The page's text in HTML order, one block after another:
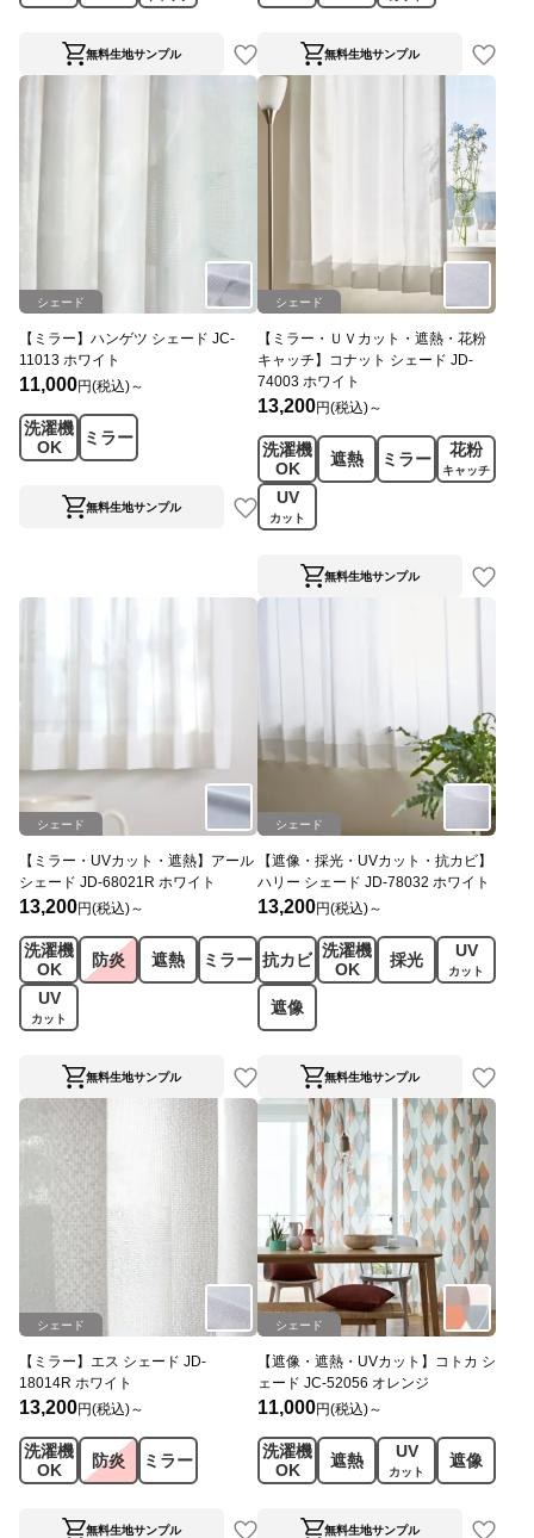
無料生地サンプル 無料生地サンプル
シェード
【ミラー】ハンゲツ シェード JC-
11013 ホワイト
11,000円(税込)～
洗濯機
OK
ミラー
無料生地サンプル
シェード
【ミラー・ＵＶカット・遮熱・花粉
キャッチ】コナット シェード JD-
74003 ホワイト
13,200円(税込)～
洗濯機
OK
遮熱 ミラー 花粉
キャッチ
UV
カット
無料生地サンプル
シェード
【ミラー・UVカット・遮熱】アール
シェード JD-68021R ホワイト
13,200円(税込)～
洗濯機
OK
防炎 遮熱
ミラー
UV
カット
無料生地サンプル
シェード
【遮像・採光・UVカット・抗カビ】
ハリー シェード JD-78032 ホワイト
13,200円(税込)～
抗カビ 洗濯機
OK
採光 UV
カット
遮像
無料生地サンプル
シェード
【ミラー】エス シェード JD-
18014R ホワイト
13,200円(税込)～
洗濯機
OK
防炎 ミラー
無料生地サンプル
シェード
【遮像・遮熱・UVカット】コトカ シ
ェード JC-52056 オレンジ
11,000円(税込)～
洗濯機
OK
遮熱 UV
カット
遮像
無料生地サンプル